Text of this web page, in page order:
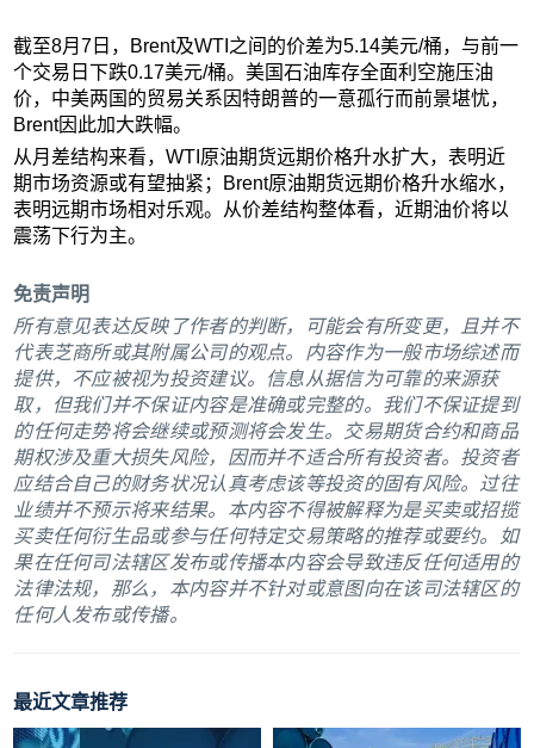
截至8月7日，Brent及WTI之间的价差为5.14美元/桶，与前一
个交易日下跌0.17美元/桶。美国石油库存全面利空施压油
价，中美两国的贸易关系因特朗普的一意孤行而前景堪忧，
Brent因此加大跌幅。
从月差结构来看，WTI原油期货远期价格升水扩大，表明近
期市场资源或有望抽紧；Brent原油期货远期价格升水缩水，
表明远期市场相对乐观。从价差结构整体看，近期油价将以
震荡下行为主。
免责声明
所有意见表达反映了作者的判断，可能会有所变更，且并不
代表芝商所或其附属公司的观点。内容作为一般市场综述而
提供，不应被视为投资建议。信息从据信为可靠的来源获
取，但我们并不保证内容是准确或完整的。我们不保证提到
的任何走势将会继续或预测将会发生。交易期货合约和商品
期权涉及重大损失风险，因而并不适合所有投资者。投资者
应结合自己的财务状况认真考虑该等投资的固有风险。过往
业绩并不预示将来结果。本内容不得被解释为是买卖或招揽
买卖任何衍生品或参与任何特定交易策略的推荐或要约。如
果在任何司法辖区发布或传播本内容会导致违反任何适用的
法律法规，那么，本内容并不针对或意图向在该司法辖区的
任何人发布或传播。
最近文章推荐